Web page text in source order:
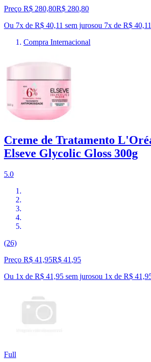
Preço R$ 280,80R$ 280,80
Ou 7x de R$ 40,11 sem jurosou 7x de R$ 40,11
Compra Internacional
Creme de Tratamento
Elseve Glycolic Gloss 300g
5.0
(26)
Preço R$ 41,95R$ 41 ,95
Ou 1x de R$ 41,95 sem jurosou 1x de R$
Full